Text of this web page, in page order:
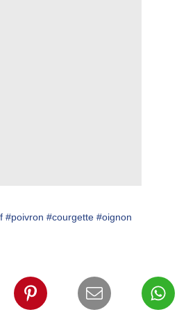
#poivron #courgette #oignon